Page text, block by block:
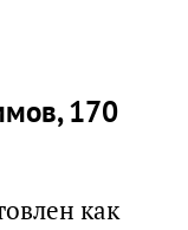
170
как